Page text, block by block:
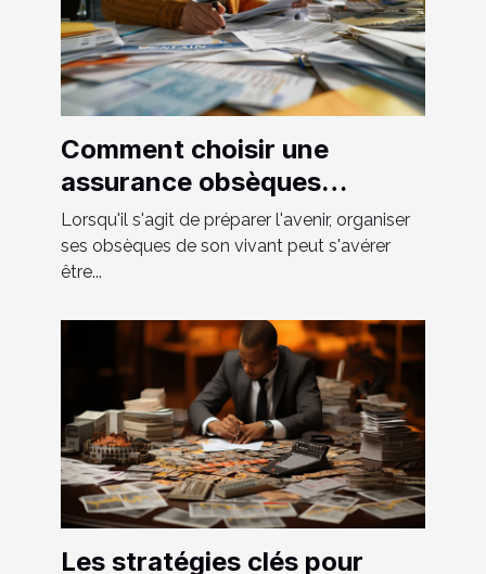
Comment choisir une
assurance obsèques
adaptée à vos besoins
Lorsqu'il s'agit de préparer l'avenir, organiser
ses obsèques de son vivant peut s'avérer
être...
Les stratégies clés pour